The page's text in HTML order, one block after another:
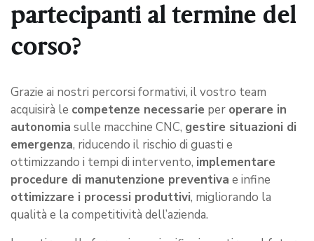
partecipanti al termine del
corso?
Grazie ai nostri percorsi formativi, il vostro team
acquisirà le competenze necessarie per operare in
autonomia sulle macchine CNC, gestire situazioni di
emergenza, riducendo il rischio di guasti e
ottimizzando i tempi di intervento, implementare
procedure di manutenzione preventiva e infine
ottimizzare i processi produttivi, migliorando la
qualità e la competitività dell’azienda.